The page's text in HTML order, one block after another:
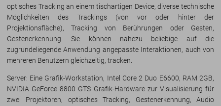
optisches Tracking an einem tischartigen Device, diverse technische
Möglichkeiten des Trackings (von vor oder hinter der
Projektionsfläche), Tracking von Berührungen oder Gesten,
Gestenerkennung. Sie können nahezu beliebige auf die
zugrundeliegende Anwendung angepasste Interaktionen, auch von
mehreren Benutzern gleichzeitig, tracken.
Server: Eine Grafik-Workstation, Intel Core 2 Duo E6600, RAM 2GB,
NVIDIA GeForce 8800 GTS Grafik-Hardware zur Visualisierung für
zwei Projektoren, optisches Tracking, Gestenerkennung, Audio